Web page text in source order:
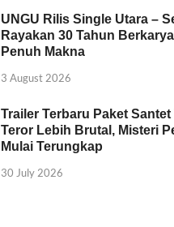
UNGU Rilis Single Utara –
Rayakan 30 Tahun
Penuh Makna
3 August 2026
Trailer Terbaru Paket
Teror Lebih Brutal, Misteri
Mulai Terungkap
30 July 2026